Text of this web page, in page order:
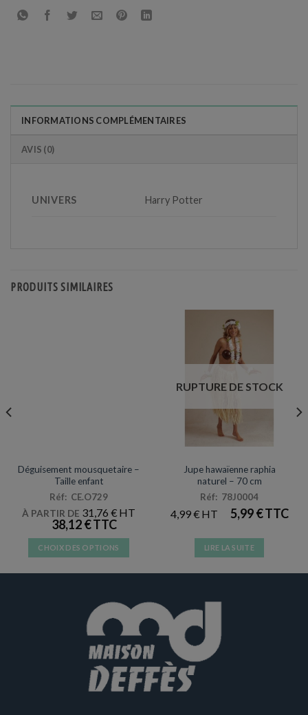
INFORMATIONS COMPLÉMENTAIRES
AVIS (0)
UNIVERS Harry Potter
PRODUITS SIMILAIRES
Déguisement mousquetaire –
Taille enfant
Réf: CE.O729
À PARTIR DE 31,76 €
38,12€
CHOIX DES OPTIONS
plusieurs
variations.
Les
options
peuvent
être
choisies
RUPTURE DE STOCK
Jupe hawaïenne raphia
naturel – 70 cm
Réf: 78J0004
4,99€ 5,99€
LIRE LA SUITE